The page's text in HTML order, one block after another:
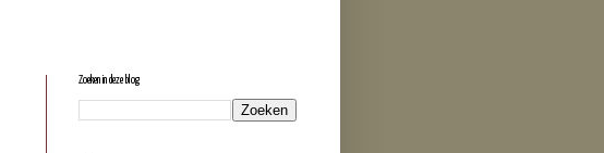
Zoeken in deze blog